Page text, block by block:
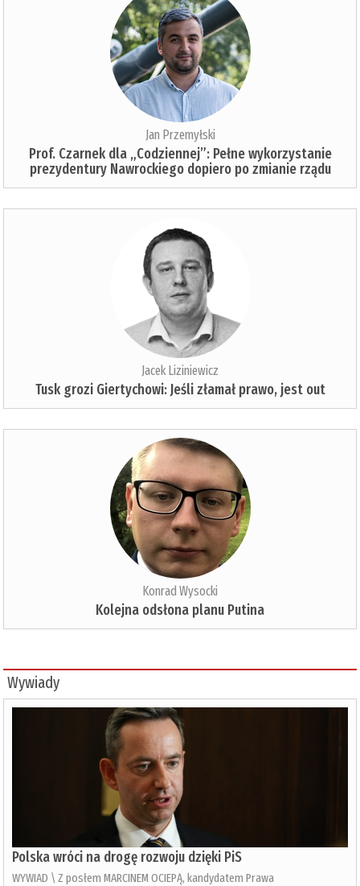
Jan Przemyłski
Prof. Czarnek dla „Codziennej”: Pełne wykorzystanie
prezydentury Nawrockiego dopiero po zmianie rządu
Jacek Liziniewicz
Tusk grozi Giertychowi: Jeśli złamał prawo, jest out
Konrad Wysocki
Kolejna odsłona planu Putina
Wywiady
Polska wróci na drogę rozwoju dzięki PiS
WYWIAD \ Z posłem MARCINEM OCIEPĄ, kandydatem Prawa